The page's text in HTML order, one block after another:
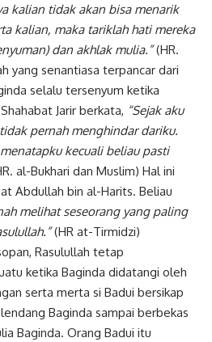
kalian tidak akan bisa menarik
kalian, maka tariklah hati mereka
dan akhlak mulia.”(HR.
yang senantiasa terpancar dari
selalu tersenyum ketika
Jarir berkata, “Sejak aku
pernah menghindar dariku.
kecuali beliau pasti
al-Bukhari dan Muslim) Hal ini
Abdullah bin al-Harits. Beliau
melihat seseorang yang paling
(HR at-Tirmidzi)
Rasulullah tetap
ketika Baginda didatangi oleh
serta merta si Badui bersikap
Baginda sampai berbekas
Baginda. Orang Badui itu